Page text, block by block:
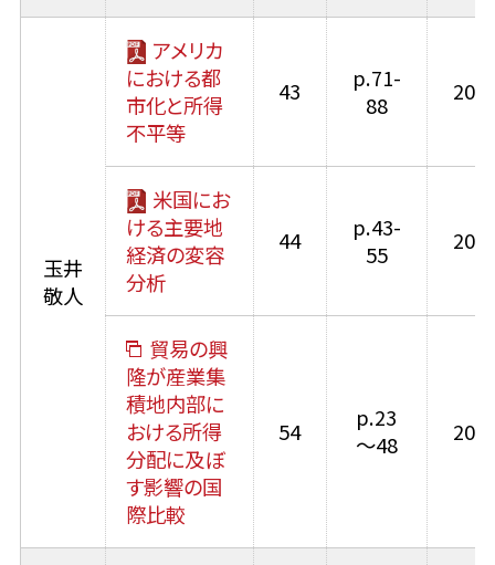
玉井
敬人
アメリカ
における都
市化と所得
不平等
43
p.71-
88
米国にお
ける主要地
経済の変容
分析
44
p.43-
55
貿易の興
隆が産業集
積地内部に
おける所得
分配に及ぼ
す影響の国
際比較
54
p.23
～48